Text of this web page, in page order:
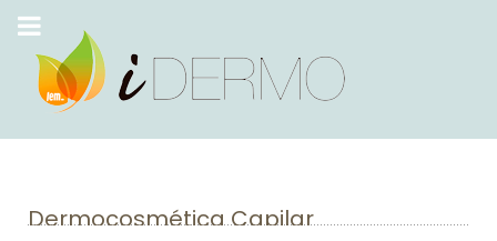
Dermocosmética Capilar